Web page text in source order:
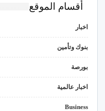
أقسام الموقع
اخبار
بنوك وتأمين
بورصة
اخبار عالمية
Business